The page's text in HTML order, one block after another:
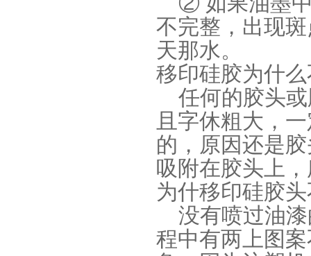
不完整，出现
天那水。
移印硅胶为什
任何的胶头或
且字休粗大，
的，原因还是
吸附在胶头上
为什移印硅胶
没有喷过油漆
程中有两上图